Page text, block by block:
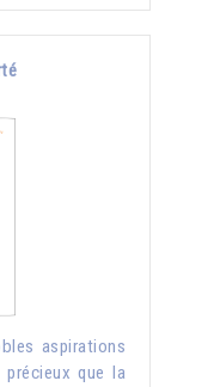
aspirations
précieux que la